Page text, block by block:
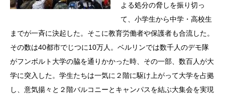
よる処分の脅しを振り切っ
て、小学生から中学・高校生
までが一斉に決起した。そこに教育労働者や保護者も合流した。
その数は40都市でじつに10万人。ベルリンでは数千人のデモ隊
がフンボルト大学の脇を通りかかった時、その一部、数百人が大
学に突入した。学生たちは一気に２階に駆け上がって大学を占拠
し、意気揚々と２階バルコニーとキャンパスを結ぶ大集会を実現